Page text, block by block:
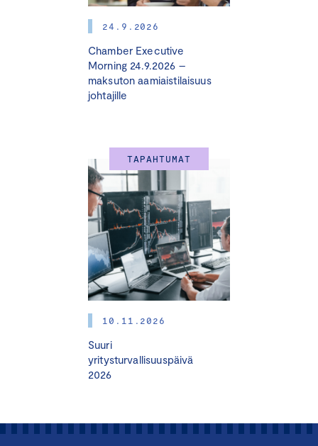
24.9.2026
Chamber Executive
Morning 24.9.2026 –
maksuton aamiaistilaisuus
johtajille
TAPAHTUMAT
10.11.2026
Suuri
yritysturvallisuuspäivä
2026